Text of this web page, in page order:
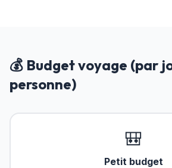
💰 Budget voyage (par
personne)
🎒
Petit budget